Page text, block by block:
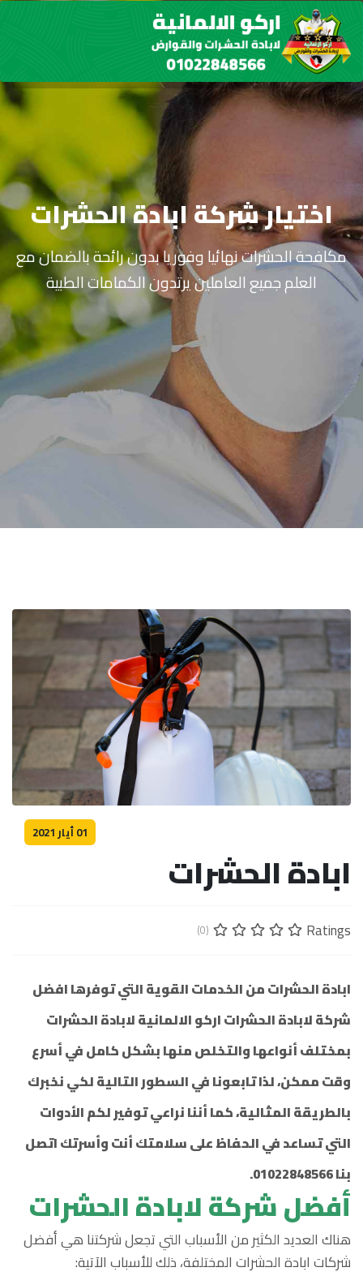
اختيار شركة ابادة الحشرات
مكافحة الحشرات نهائيا وفوريا بدون رائحة بالضمان مع
العلم جميع العاملين يرتدون الكمامات الطبية
ابادة الحشرات
01 أيار 2021
Ratings
(0)
ابادة الحشرات من الخدمات القوية التي توفرها افضل
شركة لابادة الحشرات اركو الالمانية لابادة الحشرات
بمختلف أنواعها والتخلص منها بشكل كامل في أسرع
وقت ممكن، لذا تابعونا في السطور التالية لكي نخبرك
بالطريقة المثالية، كما أننا نراعي توفير لكم الأدوات
التي تساعد في الحفاظ على سلامتك أنت وأسرتك اتصل
بنا 01022848566.
أفضل شركة لابادة الحشرات
هناك العديد الكثير من الأسباب التي تجعل شركتنا هي أفضل
شركات ابادة الحشرات المختلفة، ذلك للأسباب الآتية: